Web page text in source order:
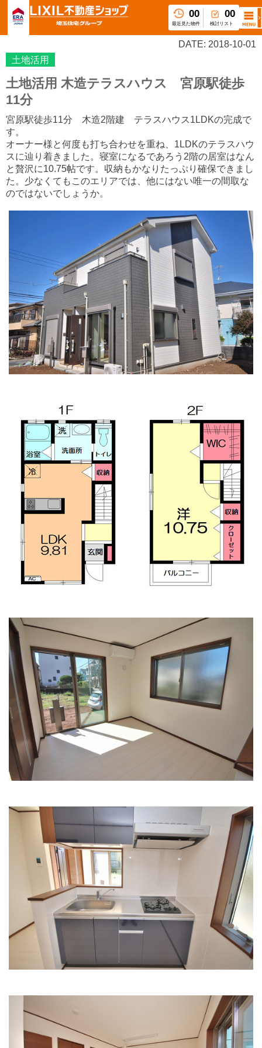
00
最近見た物件
00
検討リスト
DATE: 2018-10-01
土地活用
土地活用 木造テラスハウス 宮原駅徒歩
11分
宮原駅徒歩11分 木造2階建 テラスハウス1LDKの完成で
す。
オーナー様と何度も打ち合わせを重ね、1LDKのテラスハウ
スに辿り着きました。寝室になるであろう2階の居室はなん
と贅沢に10.75帖です。収納もかなりたっぷり確保できまし
た 。少なくてもこのエリアでは、他にはない唯一の間取な
のではないでしょうか。